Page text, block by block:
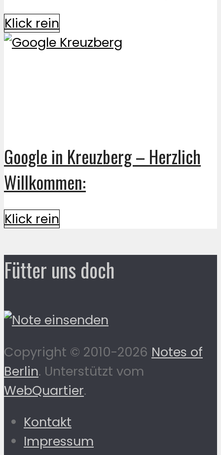
Klick rein
Google in Kreuzberg – Herzlich
Willkommen:
Klick rein
Fütter uns doch
Copyright © 2010-2026 Notes of
Berlin. Unterstützt vom
WebQuartier.
Kontakt
Impressum